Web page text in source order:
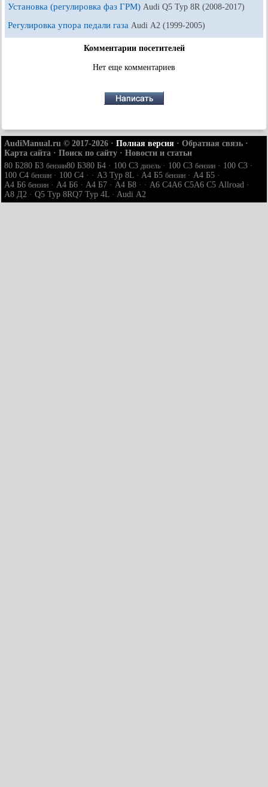
Установка (регулировка фаз ГРМ) Audi Q5 Typ 8R (2008-2017)
Регулировка упора педали газа Audi А2 (1999-2005)
Комментарии посетителей
Нет еще комментариев
AudiManual.ru © 2017-2026 · Полная версия · Обратная связь ·
Карта сайта · Поиск по сайту · Новости и статьи
80 Б280 Б3 бензин80 Б380 Б4 · 100 С3 дизель · 100 С3 бензин · 100 С3 ·
100 С4 бензин · 100 С4 · · A3 Typ 8L · A4 Б5 бензин · A4 Б5 ·
A4 Б6 бензин · A4 Б6 · A4 Б7 · A4 Б8 · · A6 С4A6 С5A6 С5 Allroad ·
A8 Д2 · Q5 Typ 8RQ7 Typ 4L · Audi А2